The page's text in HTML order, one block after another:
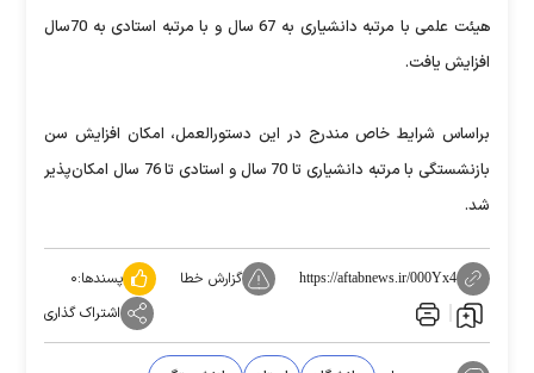
هیئت علمی با مرتبه دانشیاری به 67 سال و با مرتبه استادی به 70سال
افزایش یافت.
براساس شرایط خاص مندرج در این دستورالعمل، امكان افزایش سن
بازنشستگی با مرتبه دانشیاری تا 70 سال و استادی تا 76 سال امكان‌پذیر
شد.
https://aftabnews.ir/000Yx4 گزارش خطا پسندها:۰
اشتراک گذاری